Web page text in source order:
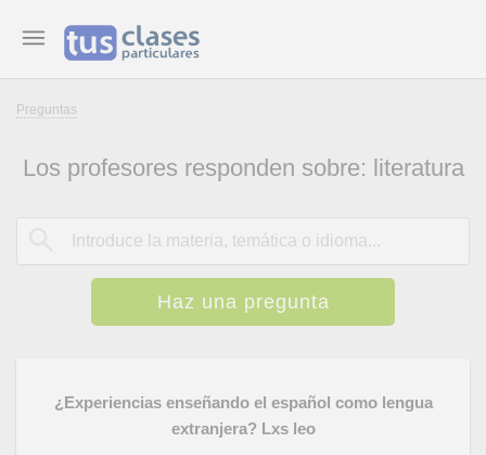
Preguntas
Los profesores responden sobre: literatura
Haz una pregunta
¿Experiencias enseñando el español como lengua
extranjera? Lxs leo